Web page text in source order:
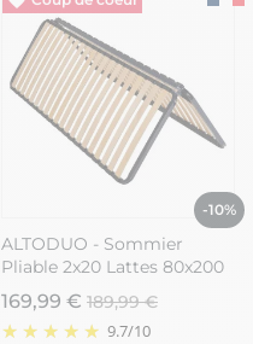
-10%
ALTODUO - Sommier
Pliable 2x20 Lattes 80x200
169,99 € 189,99 €
9.7/10